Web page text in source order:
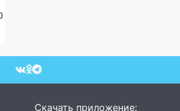
Скачать приложение: